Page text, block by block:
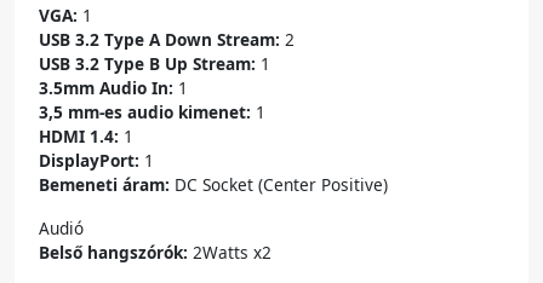
VGA: 1
USB 3.2 Type A Down Stream: 2
USB 3.2 Type B Up Stream: 1
3.5mm Audio In: 1
3,5 mm-es audio kimenet: 1
HDMI 1.4: 1
DisplayPort: 1
Bemeneti áram: DC Socket (Center Positive)
Audió
Belső hangszórók: 2Watts x2